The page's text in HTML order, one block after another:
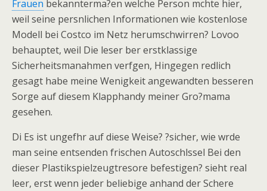
Frauen bekannterma?en welche Person mchte hier,
weil seine persnlichen Informationen wie kostenlose
Modell bei Costco im Netz herumschwirren? Lovoo
behauptet, weil Die leser ber erstklassige
Sicherheitsmanahmen verfgen, Hingegen redlich
gesagt habe meine Wenigkeit angewandten besseren
Sorge auf diesem Klapphandy meiner Gro?mama
gesehen.
Di Es ist ungefhr auf diese Weise? ?sicher, wie wrde
man seine entsenden frischen Autoschlssel Bei den
dieser Plastikspielzeugtresore befestigen? sieht real
leer, erst wenn jeder beliebige anhand der Schere